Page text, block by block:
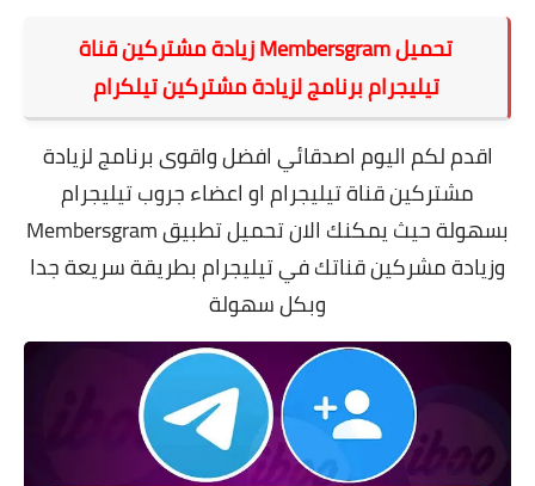
تحميل Membersgram زيادة مشتركين قناة
تيليجرام برنامج لزيادة مشتركين تيلكرام
اقدم لكم اليوم اصدقائي افضل واقوى برنامج لزيادة
مشتركين قناة تيليجرام او اعضاء جروب تيليجرام
بسهولة حيث يمكنك الان تحميل تطبيق Membersgram
وزيادة مشركين قناتك في تيليجرام بطريقة سريعة جدا
وبكل سهولة